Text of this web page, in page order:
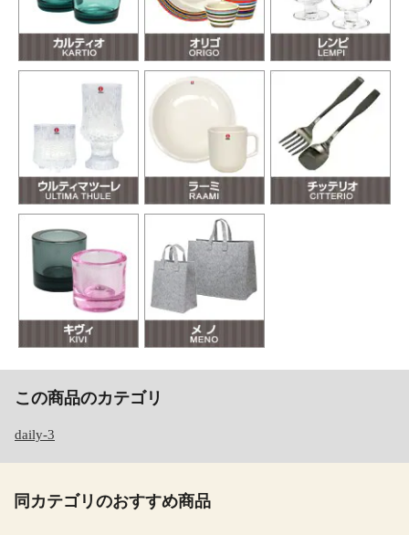
この商品のカテゴリ
daily-3
同カテゴリのおすすめ商品